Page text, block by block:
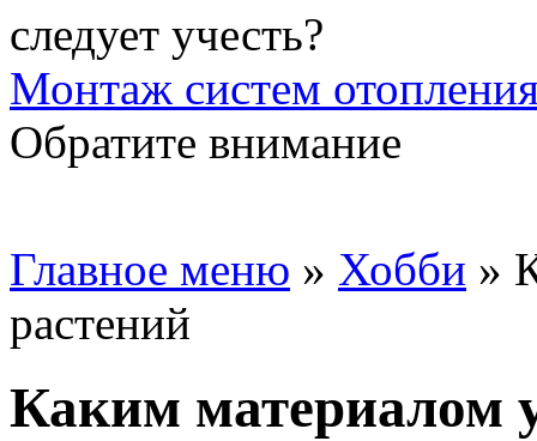
Монтаж систем
Обратите внимание
Главное меню » Хобби »
растений
Каким материалом